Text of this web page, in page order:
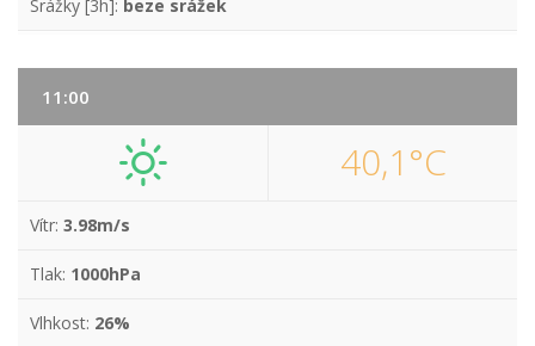
Srážky [3h]: beze srážek
11:00
40,1°C
Vítr: 3.98m/s
Tlak: 1000hPa
Vlhkost: 26%